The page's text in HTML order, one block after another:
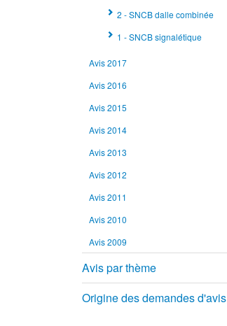
2 - SNCB dalle combinée
1 - SNCB signalétique
Avis 2017
Avis 2016
Avis 2015
Avis 2014
Avis 2013
Avis 2012
Avis 2011
Avis 2010
Avis 2009
Avis par thème
Origine des demandes d'avis